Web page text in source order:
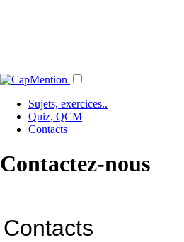
Sujets, exercices..
Quiz, QCM
Contacts
Contactez-nous